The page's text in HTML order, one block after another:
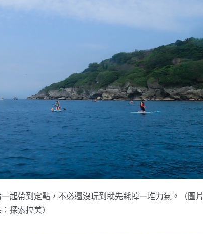
起帶到定點，不必還沒玩到就先耗掉一堆力氣。（圖片
探索拉美）